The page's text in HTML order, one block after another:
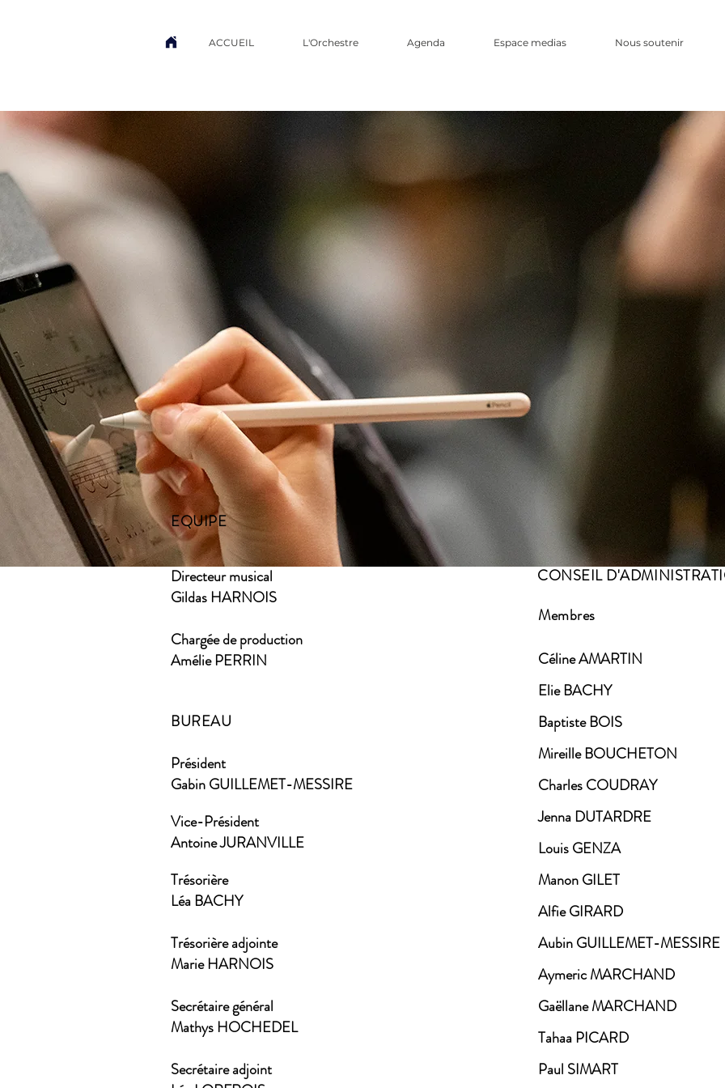
ACCUEIL L'Orchestre Agenda Espace medias Nous soutenir
CONSEIL
Membres
Céline AMARTIN
Elie BACHY
Baptiste BOIS
Mireille BOUCHETON
Charles COUDRAY
Jenna DUTARDRE
Louis GENZA
Manon GILET
Alfie GIRARD
Aubin GUILLEMET-MESSIRE
Aymeric MARCHAND
Gaëllane MARCHAND
Tahaa PICARD
Paul SIMART
EQUIPE
Directeur musical
Gildas HARNOIS
Chargée de production
Amélie PERRIN
BUREAU
Président
Gabin GUILLEMET-MESSIRE
Vice-Président
Antoine JURANVILLE
Trésorière
Léa BACHY
Trésorière adjointe
Marie HARNOIS
Secrétaire général
Mathys HOCHEDEL
Secrétaire adjoint